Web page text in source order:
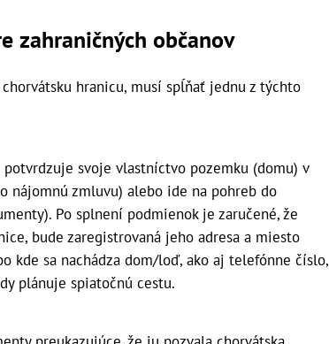
zahraničných občanov
hranicu, musí spĺňať jednu z týchto
svoje vlastníctvo pozemku (domu) v
nájomnú zmluvu) alebo ide na pohreb do
Po splnení podmienok je zaručené, že
bude zaregistrovaná jeho adresa a miesto
kde sa nachádza dom/loď, ako aj telefónne číslo,
plánuje spiatočnú cestu.